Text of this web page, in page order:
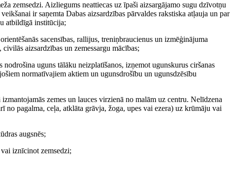
zemsedzi. Aizliegums neattiecas uz īpaši aizsargājamo sugu dzīvotņu
ir saņemta Dabas aizsardzības pārvaldes rakstiska atļauja un par
atbildīgā institūcija;
sacensības, rallijus, treniņbraucienus un izmēģinājuma
aizsardzības un zemessargu mācības;
uguns tālāku neizplatīšanos, izņemot ugunskurus ciršanas
normatīvajiem aktiem un ugunsdrošību un ugunsdzēsību
zemes un lauces virzienā no malām uz centru. Nelīdzena
no pagalma, ceļa, atklāta grāvja, žoga, upes vai ezera) uz krūmāju vai
augsnēs;
iznīcinot zemsedzi;